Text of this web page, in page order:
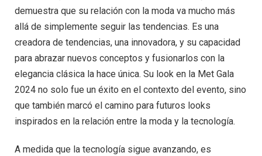
demuestra que su relación con la moda va mucho más
allá de simplemente seguir las tendencias. Es una
creadora de tendencias, una innovadora, y su capacidad
para abrazar nuevos conceptos y fusionarlos con la
elegancia clásica la hace única. Su look en la Met Gala
2024 no solo fue un éxito en el contexto del evento, sino
que también marcó el camino para futuros looks
inspirados en la relación entre la moda y la tecnología.
A medida que la tecnología sigue avanzando, es